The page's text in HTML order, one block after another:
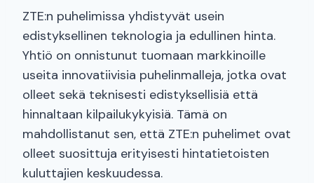
ZTE:n puhelimissa yhdistyvät usein
edistyksellinen teknologia ja edullinen hinta.
Yhtiö on onnistunut tuomaan markkinoille
useita innovatiivisia puhelinmalleja, jotka ovat
olleet sekä teknisesti edistyksellisiä että
hinnaltaan kilpailukykyisiä. Tämä on
mahdollistanut sen, että ZTE:n puhelimet ovat
olleet suosittuja erityisesti hintatietoisten
kuluttajien keskuudessa.